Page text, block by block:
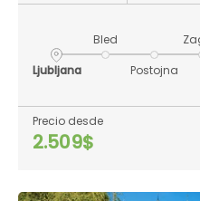
Ljubljana
Bled
Postojna
Precio desde
2.509$